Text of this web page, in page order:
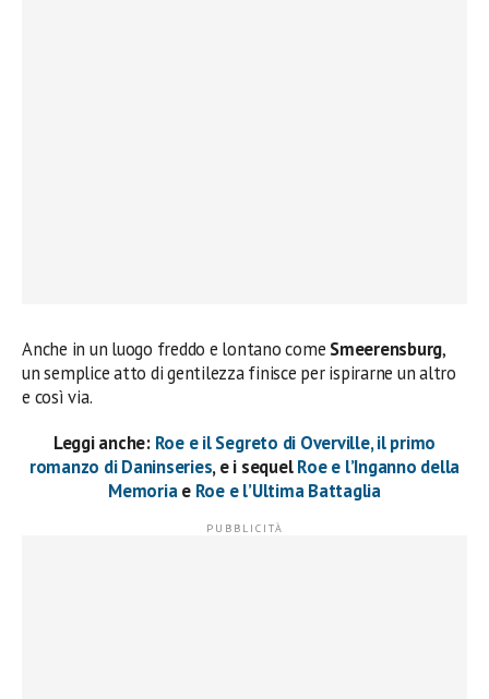
Anche in un luogo freddo e lontano come Smeerensburg,
un semplice atto di gentilezza finisce per ispirarne un altro
e così via.
Leggi anche: Roe e il Segreto di Overville, il primo
romanzo di Daninseries, e i sequelRoe e l’Inganno della
Memoriae Roe e l’Ultima Battaglia